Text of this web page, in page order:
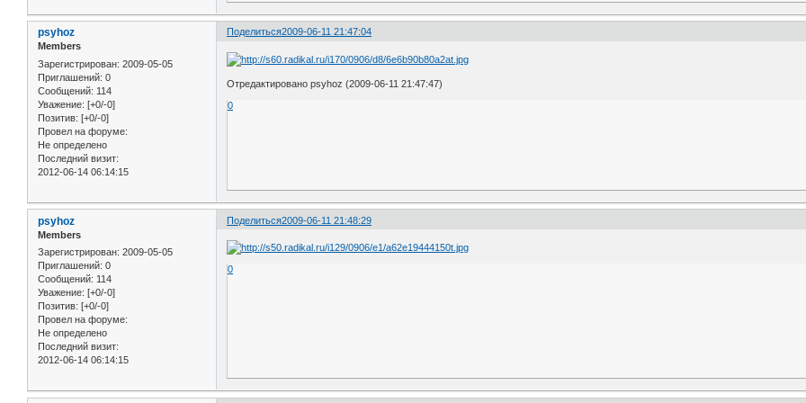
Поделиться2009-06-11 21:47:04
psyhoz
Members
Зарегистрирован: 2009-05-05
Приглашений: 0
Сообщений: 114
Уважение: [+0/-0]
Позитив: [+0/-0]
Провел на форуме:
Не определено
Последний визит:
2012-06-14 06:14:15
Отредактировано psyhoz (2009-06-11 21:47:47)
0
Поделиться2009-06-11 21:48:29
psyhoz
Members
Зарегистрирован: 2009-05-05
Приглашений: 0
Сообщений: 114
Уважение: [+0/-0]
Позитив: [+0/-0]
Провел на форуме:
Не определено
Последний визит:
2012-06-14 06:14:15
0